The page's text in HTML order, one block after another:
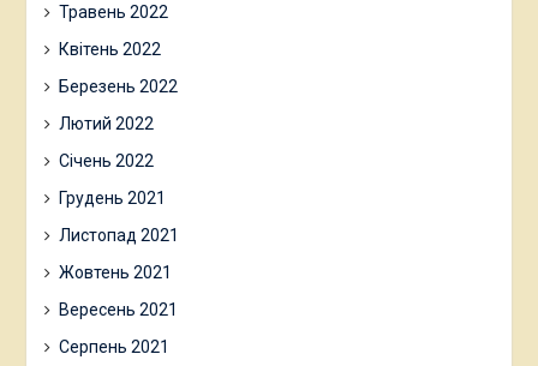
Травень 2022
Квітень 2022
Березень 2022
Лютий 2022
Січень 2022
Грудень 2021
Листопад 2021
Жовтень 2021
Вересень 2021
Серпень 2021